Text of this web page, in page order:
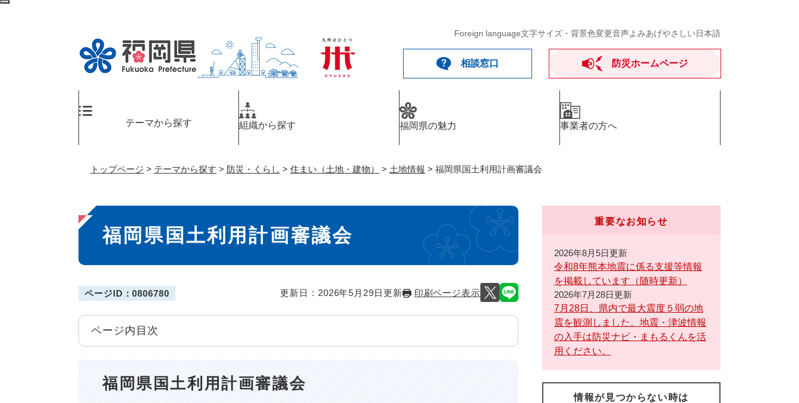
ペ
Foreign language文字サイズ・背景色変更音声よみあげやさしい日本語
相談窓口 防災ホームページ
テーマから探す 組織から探す 福岡県の魅力 事業者の方へ
トップページ > テーマから探す > 防災・くらし > 住まい（土地・建物） > 土地情報 > 福岡県国土利用計画審議会
本
文
福岡県国土利用計画審議会
ページID：0806780 更新日：2026年5月29日更新 印刷ページ表示
ページ内目次
福岡県国土利用計画審議会
重要なお知らせ
2026年8月5日更新
令和8年熊本地震に係る支援等情報
を掲載しています（随時更新）
2026年7月28日更新
7月28日、県内で最大震度５弱の地
震を観測しました。地震・津波情報
の入手は防災ナビ・まもるくんを活
用ください。
情報が見つからない時は